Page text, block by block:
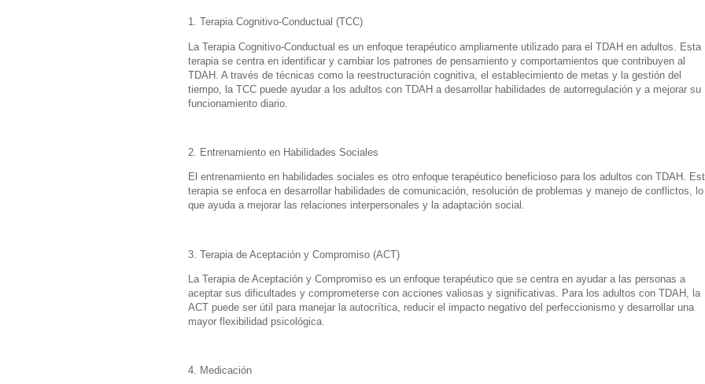
1. Terapia Cognitivo-Conductual (TCC)
La Terapia Cognitivo-Conductual es un enfoque terapéutico ampliamente utilizado para el TDAH en adultos. Esta
terapia se centra en identificar y cambiar los patrones de pensamiento y comportamientos que contribuyen al
TDAH. A través de técnicas como la reestructuración cognitiva, el establecimiento de metas y la gestión del
tiempo, la TCC puede ayudar a los adultos con TDAH a desarrollar habilidades de autorregulación y a mejorar su
funcionamiento diario.
2. Entrenamiento en Habilidades Sociales
El entrenamiento en habilidades sociales es otro enfoque terapéutico beneficioso para los adultos con TDAH.
terapia se enfoca en desarrollar habilidades de comunicación, resolución de problemas y manejo de conflictos, lo
que ayuda a mejorar las relaciones interpersonales y la adaptación social.
3. Terapia de Aceptación y Compromiso (ACT)
La Terapia de Aceptación y Compromiso es un enfoque terapéutico que se centra en ayudar a las personas a
aceptar sus dificultades y comprometerse con acciones valiosas y significativas. Para los adultos con TDAH, la
ACT puede ser útil para manejar la autocrítica, reducir el impacto negativo del perfeccionismo y desarrollar una
mayor flexibilidad psicológica.
4. Medicación